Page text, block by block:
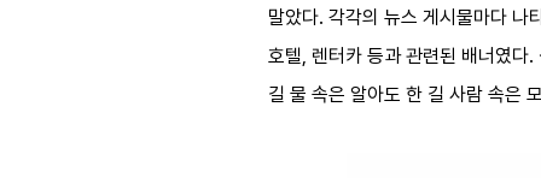
말았다. 각각의 뉴스 게시물마다 나
호텔, 렌터카 등과 관련된 배너였다
길 물 속은 알아도 한 길 사람 속은